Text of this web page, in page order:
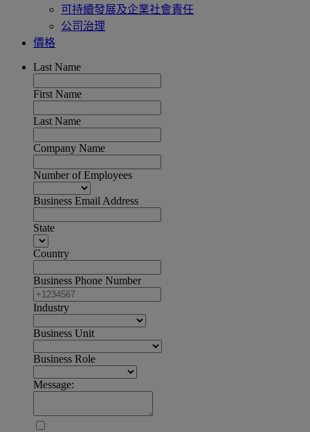
可持續發展及企業社會責任
公司治理
價格
Last Name
First Name
Last Name
Company Name
Number of Employees
Business Email Address
State
Country
Business Phone Number
Industry
Business Unit
Business Role
Message: